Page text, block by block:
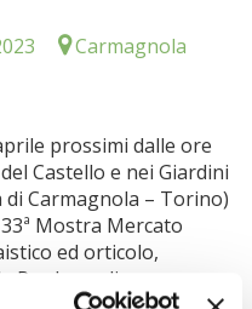
Carmagnola
prossimi dalle ore
Castello e nei Giardini
di Carmagnola – Torino)
Mostra Mercato
ed orticolo,
Pro Loco di